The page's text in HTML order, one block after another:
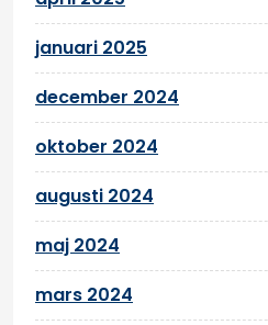
januari 2025
december 2024
oktober 2024
augusti 2024
maj 2024
mars 2024